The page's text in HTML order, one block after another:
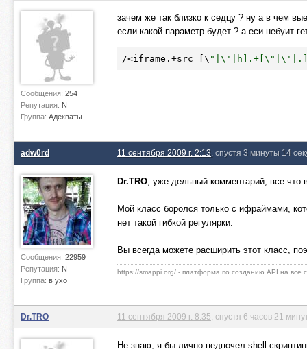
Сообщения: 254
Репутация: N
Группа: Адекваты
зачем же так близко к седцу ? ну а в чем
если какой параметр будет ? а еси небуит
/<iframe.+src=[\
adw0rd
Сообщения: 22959
Репутация: N
Группа: в ухо
11 сентября 2009 г. 2:13 , спустя 3 минуты 14
Dr.TRO, уже дельный комментарий, все что
Мой класс боролся только с ифраймами,
нет такой гибкой регулярки.
Вы всегда можете расширить этот класс,
https://smappi.org/ - платформа по созданию API на все
Dr.TRO 11 сентября 2009 г. 8:35 , спустя 6 часов 21
Не знаю, я бы лично педпочел shell-